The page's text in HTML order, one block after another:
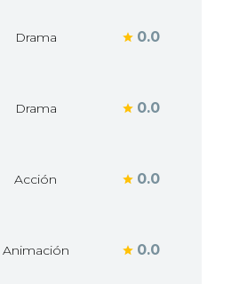
Drama 0.0
Drama 0.0
Acción 0.0
Animación 0.0